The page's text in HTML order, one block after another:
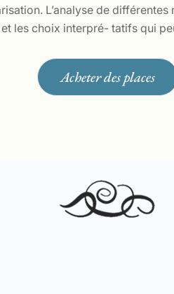
L’analyse de
les choix interpré- tatifs qui
Acheter des places